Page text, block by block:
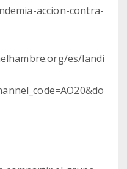
accion-contra-
es/landi